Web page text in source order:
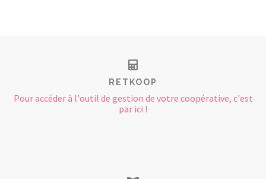
RETKOOP
Pour accéder à l'outil de gestion de votre coopérative, c'est
par ici !